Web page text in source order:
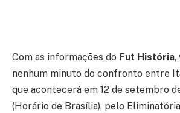
Com as informações do Fut História,
nenhum minuto do confronto entre
que acontecerá em 12 de setembro
(Horário de Brasília), pelo